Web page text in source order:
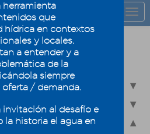
de Mendoza en su
especial
herramienta
que
hídrica en contextos
y locales.
a entender y a
de la
siempre
/ demanda.
invitación al desafío e
la historia el agua en